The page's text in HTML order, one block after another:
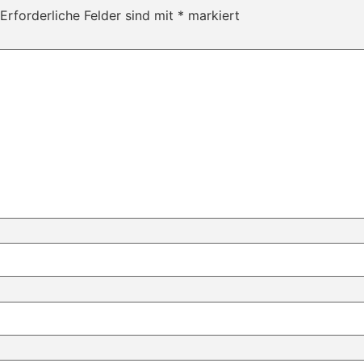
Erforderliche Felder sind mit * markiert